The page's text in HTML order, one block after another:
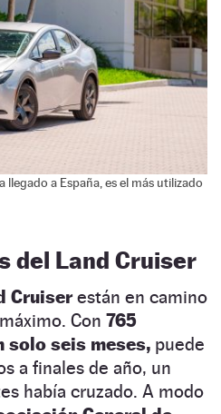
llegado a España, es el más utilizado
del Land Cruiser
Cruiserestán en camino
Con 765
solo seis meses, puede
a finales de año, un
había cruzado. A modo